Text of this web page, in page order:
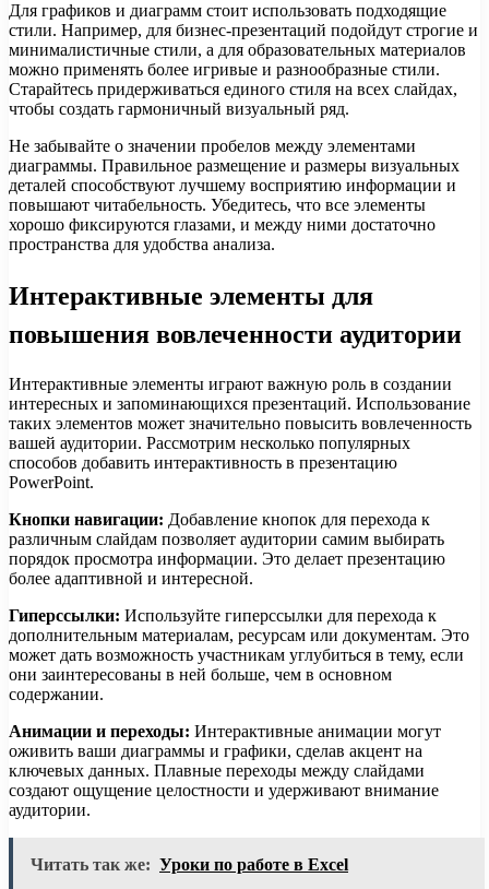
Для графиков и диаграмм стоит использовать подходящие
стили. Например, для бизнес-презентаций подойдут строгие и
минималистичные стили, а для образовательных материалов
можно применять более игривые и разнообразные стили.
Старайтесь придерживаться единого стиля на всех слайдах,
чтобы создать гармоничный визуальный ряд.
Не забывайте о значении пробелов между элементами
диаграммы. Правильное размещение и размеры визуальных
деталей способствуют лучшему восприятию информации и
повышают читабельность. Убедитесь, что все элементы
хорошо фиксируются глазами, и между ними достаточно
пространства для удобства анализа.
Интерактивные элементы для
повышения вовлеченности аудитории
Интерактивные элементы играют важную роль в создании
интересных и запоминающихся презентаций. Использование
таких элементов может значительно повысить вовлеченность
вашей аудитории. Рассмотрим несколько популярных
способов добавить интерактивность в презентацию
PowerPoint.
Кнопки навигации: Добавление кнопок для перехода к
различным слайдам позволяет аудитории самим выбирать
порядок просмотра информации. Это делает презентацию
более адаптивной и интересной.
Гиперссылки: Используйте гиперссылки для перехода к
дополнительным материалам, ресурсам или документам. Это
может дать возможность участникам углубиться в тему, если
они заинтересованы в ней больше, чем в основном
содержании.
Анимации и переходы: Интерактивные анимации могут
оживить ваши диаграммы и графики, сделав акцент на
ключевых данных. Плавные переходы между слайдами
создают ощущение целостности и удерживают внимание
аудитории.
Читать так же: Уроки по работе в Excel